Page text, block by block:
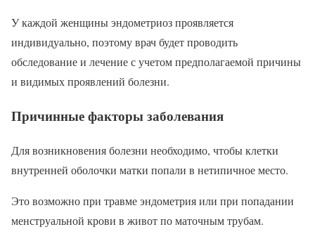
У каждой женщины эндометриоз проявляется
индивидуально, поэтому врач будет проводить
обследование и лечение с учетом предполагаемой причины
и видимых проявлений болезни.
Причинные факторы заболевания
Для возникновения болезни необходимо, чтобы клетки
внутренней оболочки матки попали в нетипичное место.
Это возможно при травме эндометрия или при попадании
менструальной крови в живот по маточным трубам.